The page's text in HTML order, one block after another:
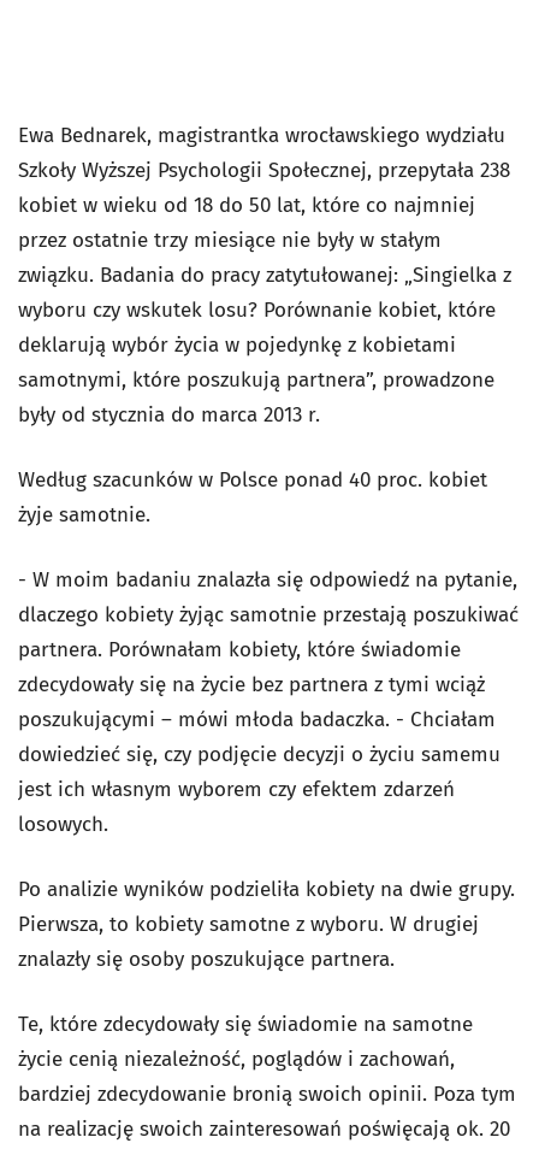
Ewa Bednarek, magistrantka wrocławskiego wydziału
Szkoły Wyższej Psychologii Społecznej, przepytała 238
kobiet w wieku od 18 do 50 lat, które co najmniej
przez ostatnie trzy miesiące nie były w stałym
związku. Badania do pracy zatytułowanej: „Singielka z
wyboru czy wskutek losu? Porównanie kobiet, które
deklarują wybór życia w pojedynkę z kobietami
samotnymi, które poszukują partnera”, prowadzone
były od stycznia do marca 2013 r.
Według szacunków w Polsce ponad 40 proc. kobiet
żyje samotnie.
- W moim badaniu znalazła się odpowiedź na pytanie,
dlaczego kobiety żyjąc samotnie przestają poszukiwać
partnera. Porównałam kobiety, które świadomie
zdecydowały się na życie bez partnera z tymi wciąż
poszukującymi – mówi młoda badaczka. - Chciałam
dowiedzieć się, czy podjęcie decyzji o życiu samemu
jest ich własnym wyborem czy efektem zdarzeń
losowych.
Po analizie wyników podzieliła kobiety na dwie grupy.
Pierwsza, to kobiety samotne z wyboru. W drugiej
znalazły się osoby poszukujące partnera.
Te, które zdecydowały się świadomie na samotne
życie cenią niezależność, poglądów i zachowań,
bardziej zdecydowanie bronią swoich opinii. Poza tym
na realizację swoich zainteresowań poświęcają ok. 20